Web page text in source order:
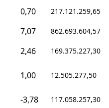
0,70 217.121.259,65
7,07 862.693.604,57
2,46 169.375.227,30
1,00 12.505.277,50
-3,78 117.058.257,30